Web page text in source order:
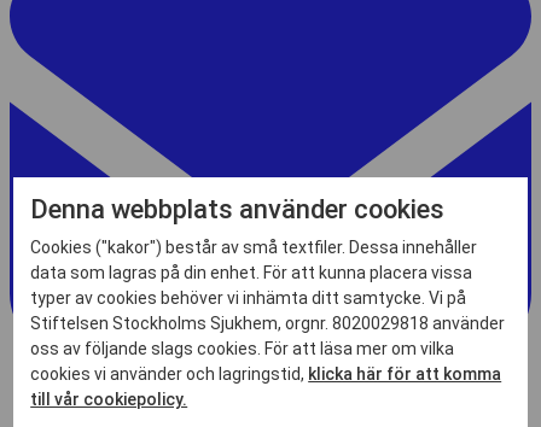
Denna webbplats använder cookies
Cookies ("kakor") består av små textfiler. Dessa innehåller
data som lagras på din enhet. För att kunna placera vissa
typer av cookies behöver vi inhämta ditt samtycke. Vi på
Stiftelsen Stockholms Sjukhem, orgnr. 8020029818 använder
oss av följande slags cookies. För att läsa mer om vilka
cookies vi använder och lagringstid, klicka här för att komma
till vår cookiepolicy.